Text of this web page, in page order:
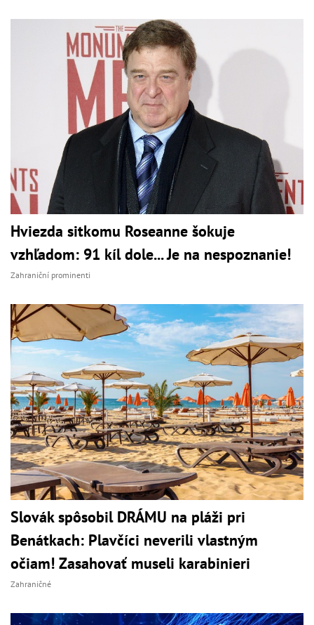
Hviezda sitkomu Roseanne šokuje
vzhľadom: 91 kíl dole... Je na nespoznanie!
Zahraniční prominenti
Slovák spôsobil DRÁMU na pláži pri
Benátkach: Plavčíci neverili vlastným
očiam! Zasahovať museli karabinieri
Zahraničné